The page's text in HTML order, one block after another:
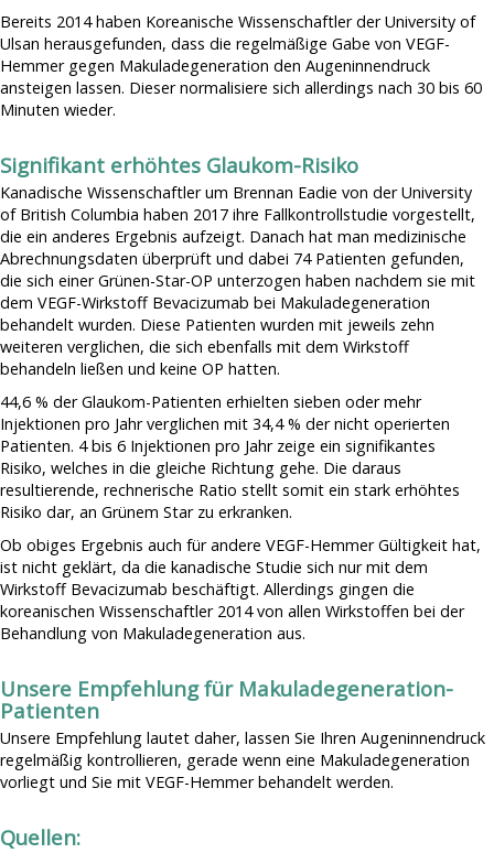
Pille gegen Makuladegeneration
Bereits 2014 haben Koreanische Wissenschaftler der University of
Ulsan herausgefunden, dass die regelmäßige Gabe von VEGF-
Hemmer gegen Makuladegeneration den Augeninnendruck
ansteigen lassen. Dieser normalisiere sich allerdings nach 30 bis 60
Minuten wieder.
Signifikant erhöhtes Glaukom-Risiko
Kanadische Wissenschaftler um Brennan Eadie von der University
of British Columbia haben 2017 ihre Fallkontrollstudie vorgestellt,
die ein anderes Ergebnis aufzeigt. Danach hat man medizinische
Abrechnungsdaten überprüft und dabei 74 Patienten gefunden,
die sich einer Grünen-Star-OP unterzogen haben nachdem sie mit
dem VEGF-Wirkstoff Bevacizumab bei Makuladegeneration
behandelt wurden. Diese Patienten wurden mit jeweils zehn
weiteren verglichen, die sich ebenfalls mit dem Wirkstoff
behandeln ließen und keine OP hatten.
44,6 % der Glaukom-Patienten erhielten sieben oder mehr
Injektionen pro Jahr verglichen mit 34,4 % der nicht operierten
Patienten. 4 bis 6 Injektionen pro Jahr zeige ein signifikantes
Risiko, welches in die gleiche Richtung gehe. Die daraus
resultierende, rechnerische Ratio stellt somit ein stark erhöhtes
Risiko dar, an Grünem Star zu erkranken.
Ob obiges Ergebnis auch für andere VEGF-Hemmer Gültigkeit hat,
ist nicht geklärt, da die kanadische Studie sich nur mit dem
Wirkstoff Bevacizumab beschäftigt. Allerdings gingen die
koreanischen Wissenschaftler 2014 von allen Wirkstoffen bei der
Behandlung von Makuladegeneration aus.
Unsere Empfehlung für Makuladegeneration-
Patienten
Unsere Empfehlung lautet daher, lassen Sie Ihren Augeninnendruck
regelmäßig kontrollieren, gerade wenn eine Makuladegeneration
vorliegt und Sie mit VEGF-Hemmer behandelt werden.
Quellen: